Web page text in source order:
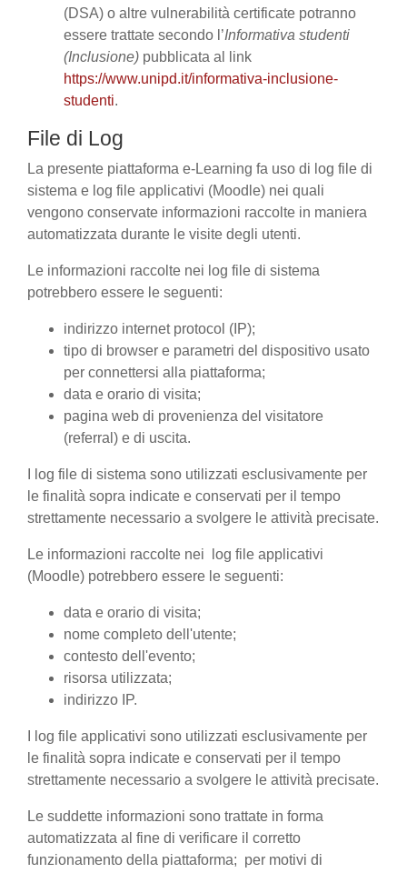
(DSA) o altre vulnerabilità certificate potranno
essere trattate secondo l’Informativa studenti
(Inclusione) pubblicata al link
https://www.unipd.it/informativa-inclusione-
studenti.
File di Log
La presente piattaforma e-Learning fa uso di log file di
sistema e log file applicativi (Moodle) nei quali
vengono conservate informazioni raccolte in maniera
automatizzata durante le visite degli utenti.
Le informazioni raccolte nei log file di sistema
potrebbero essere le seguenti:
indirizzo internet protocol (IP);
tipo di browser e parametri del dispositivo usato
per connettersi alla piattaforma;
data e orario di visita;
pagina web di provenienza del visitatore
(referral) e di uscita.
I log file di sistema sono utilizzati esclusivamente per
le finalità sopra indicate e conservati per il tempo
strettamente necessario a svolgere le attività precisate.
Le informazioni raccolte nei log file applicativi
(Moodle) potrebbero essere le seguenti:
data e orario di visita;
nome completo dell'utente;
contesto dell'evento;
risorsa utilizzata;
indirizzo IP.
I log file applicativi sono utilizzati esclusivamente per
le finalità sopra indicate e conservati per il tempo
strettamente necessario a svolgere le attività precisate.
Le suddette informazioni sono trattate in forma
automatizzata al fine di verificare il corretto
funzionamento della piattaforma; per motivi di